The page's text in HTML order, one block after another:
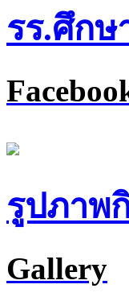
รร.ศึกษ
รูปภาพ
Gallery